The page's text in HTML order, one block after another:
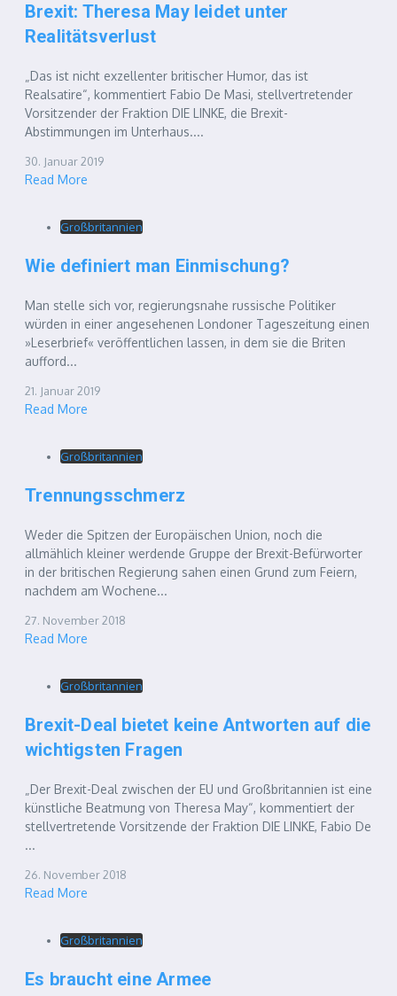
Brexit: Theresa May leidet unter
Realitätsverlust
„Das ist nicht exzellenter britischer Humor, das ist
Realsatire“, kommentiert Fabio De Masi, stellvertretender
Vorsitzender der Fraktion DIE LINKE, die Brexit-
Abstimmungen im Unterhaus....
30. Januar 2019
Read More
Großbritannien
Wie definiert man Einmischung?
Man stelle sich vor, regierungsnahe russische Politiker
würden in einer angesehenen Londoner Tageszeitung einen
»Leserbrief« veröffentlichen lassen, in dem sie die Briten
aufford...
21. Januar 2019
Read More
Großbritannien
Trennungsschmerz
Weder die Spitzen der Europäischen Union, noch die
allmählich kleiner werdende Gruppe der Brexit-Befürworter
in der britischen Regierung sahen einen Grund zum Feiern,
nachdem am Wochene...
27. November 2018
Read More
Großbritannien
Brexit-Deal bietet keine Antworten auf die
wichtigsten Fragen
„Der Brexit-Deal zwischen der EU und Großbritannien ist eine
künstliche Beatmung von Theresa May“, kommentiert der
stellvertretende Vorsitzende der Fraktion DIE LINKE, Fabio De
...
26. November 2018
Read More
Großbritannien
Es braucht eine Armee